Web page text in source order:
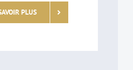
PLUS